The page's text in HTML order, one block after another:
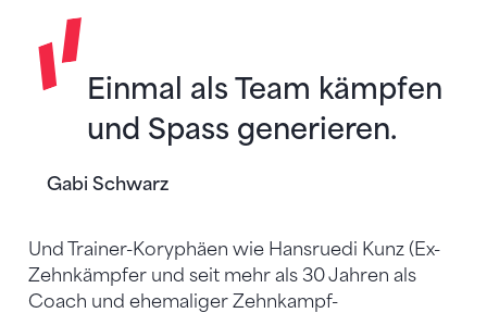
Gabi Schwarz
Einmal als Team kämpfen
und Spass generieren.
Und Trainer-Koryphäen wie Hansruedi Kunz (Ex-
Zehnkämpfer und seit mehr als 30 Jahren als
Coach und ehemaliger Zehnkampf-